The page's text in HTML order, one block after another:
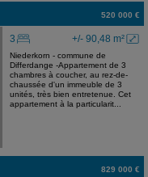
520 000 €
+/- 90,48 m²
3
Niederkorn - commune de
Differdange -Appartement de 3
chambres à coucher, au rez-de-
chaussée d'un immeuble de 3
unités, très bien entretenue. Cet
appartement à la particularit...
829 000 €